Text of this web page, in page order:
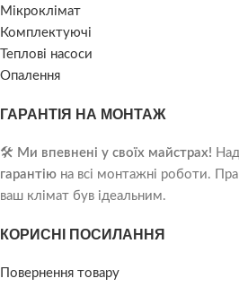
Мікроклімат
Комплектуючі
Теплові насоси
Опалення
ГАРАНТІЯ НА МОНТАЖ
🛠️ Ми впевнені у своїх майстрах!
гарантію на всі монтажні роботи.
ваш клімат був ідеальним.
КОРИСНІ ПОСИЛАННЯ
Повернення товару